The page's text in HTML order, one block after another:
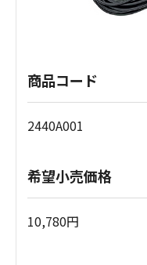
商品コード
2440A001
希望小売価格
10,780円